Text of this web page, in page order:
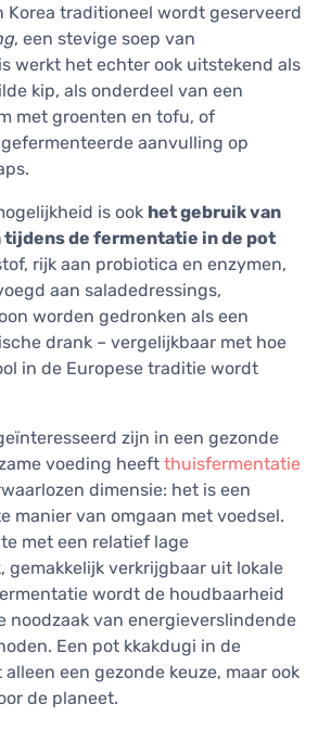
Korea traditioneel wordt geserveerd
, een stevige soep van
werkt het echter ook uitstekend als
kip, als onderdeel van een
met groenten en tofu, of
aanvulling op
is ook het gebruik van
tijdens de fermentatie in de pot
rijk aan probiotica en enzymen,
aan saladedressings,
worden gedronken als een
drank – vergelijkbaar met hoe
in de Europese traditie wordt
zijn in een gezonde
voeding heeft thuisfermentatie
dimensie: het is een
manier van omgaan met voedsel.
met een relatief lage
gemakkelijk verkrijgbaar uit lokale
wordt de houdbaarheid
noodzaak van energieverslindende
Een pot kkakdugi in de
een gezonde keuze, maar ook
de planeet.